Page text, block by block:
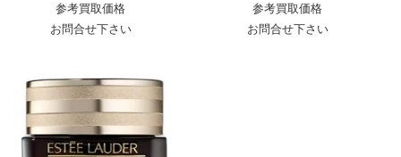
参考買取価格
お問合せ下さい
参考買取価格
お問合せ下さい